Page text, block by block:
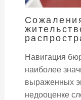
Навигация
наиболее
выраженных
недооценке